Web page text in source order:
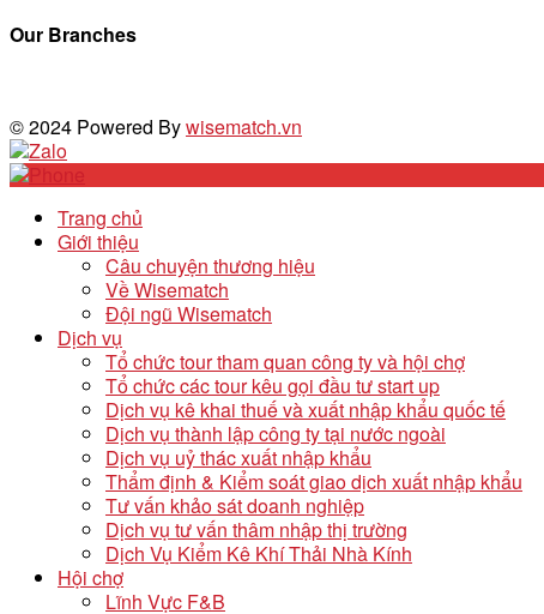
Our Branches
© 2024 Powered Bywisematch.vn
Trang chủ
Giới thiệu
Câu chuyện thương hiệu
Về Wisematch
Đội ngũ Wisematch
Dịch vụ
Tổ chức tour tham quan công ty và hội chợ
Tổ chức các tour kêu gọi đầu tư start up
Dịch vụ kê khai thuế và xuất nhập khẩu quốc tế
Dịch vụ thành lập công ty tại nước ngoài
Dịch vụ uỷ thác xuất nhập khẩu
Thẩm định & Kiểm soát giao dịch xuất nhập khẩu
Tư vấn khảo sát doanh nghiệp
Dịch vụ tư vấn thâm nhập thị trường
Dịch Vụ Kiểm Kê Khí Thải Nhà Kính
Hội chợ
Lĩnh Vực F&B